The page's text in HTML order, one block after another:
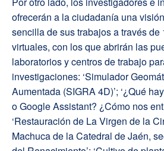
ofrecerán a la ciudadanía una
sencilla de sus trabajos a través de
virtuales, con los que abrirán las
laboratorios y centros de trabajo
investigaciones: ‘Simulador
Aumentada (SIGRA 4D)’; ‘¿Qué
o Google Assistant? ¿Cómo nos
‘Restauración de La Virgen de la
Machuca de la Catedral de Jaén,